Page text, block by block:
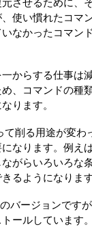
させるために、
使い慣れたコマ
なかったコマン
からする仕事は
、コマンドの種
ります。
て削る用途が変わ
なります。例え
がらいろいろな
るようになります
バージョンです
ールしています